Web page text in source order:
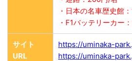
・日本の名車歴史館
・F1バッテリーカー
サイト
URL
https://uminaka-
https://uminaka-